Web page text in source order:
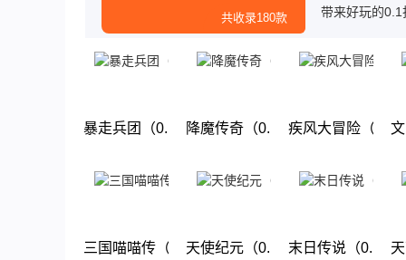
共收录180款
带来好玩的
玩，赶快来下
暴走兵团（0.1折好礼）
下载
降魔传奇（0.1折狂飙打金）
下载
疾风大冒险（0.1
下载
三国喵喵传（0.1折回合）天使纪元（0.1折过年大麦）
末日传说（0.1折